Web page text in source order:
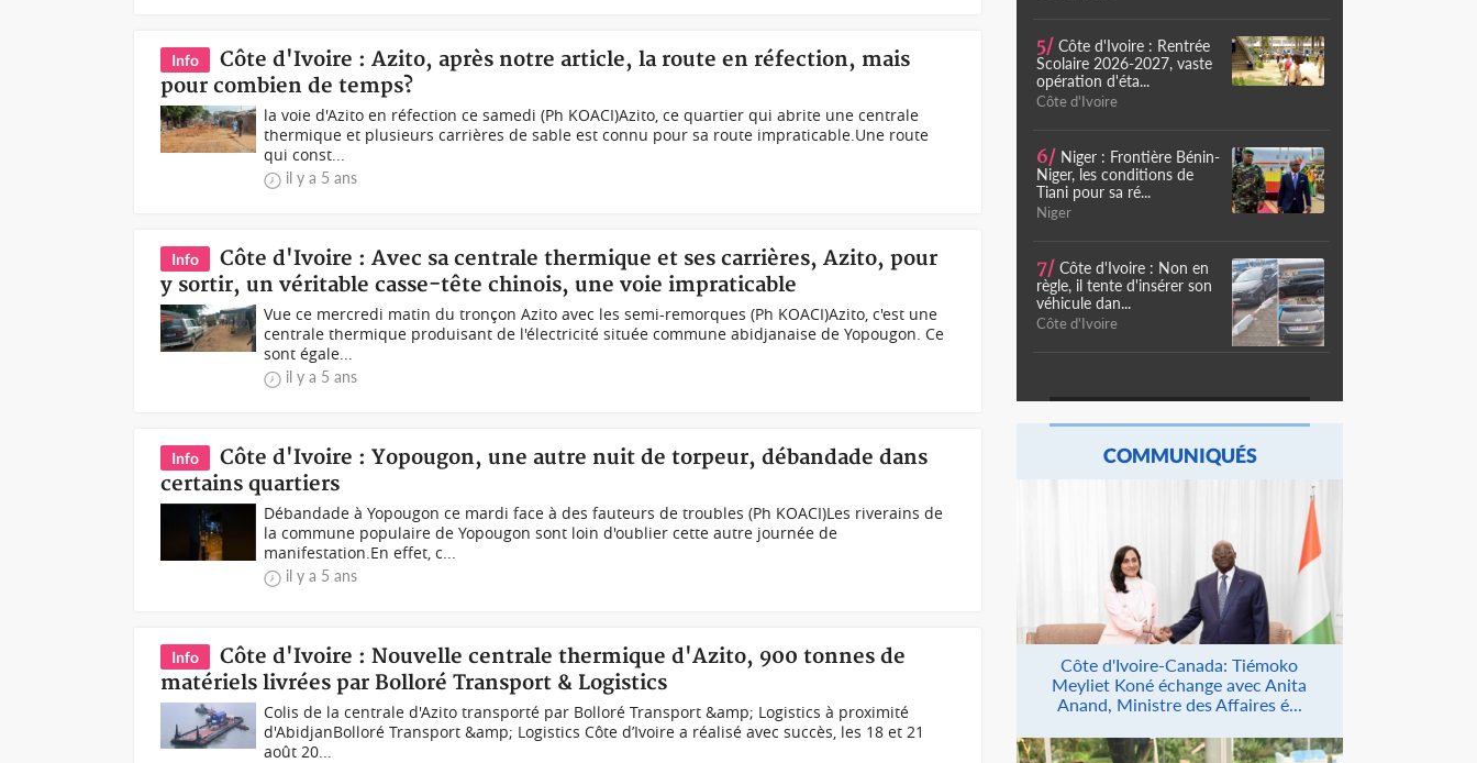
Info
Côte d'Ivoire : Azito, après notre article, la route en réfection, mais
pour combien de temps?
la voie d'Azito en réfection ce samedi (Ph KOACI)Azito, ce quartier qui abrite une centrale
thermique et plusieurs carrières de sable est connu pour sa route impraticable.Une route
qui const...
il y a 5 ans
Info
Côte d'Ivoire : Avec sa centrale thermique et ses carrières, Azito, pour
y sortir, un véritable casse-tête chinois, une voie impraticable
Vue ce mercredi matin du tronçon Azito avec les semi-remorques (Ph KOACI)Azito, c'est une
centrale thermique produisant de l'électricité située commune abidjanaise de Yopougon. Ce
sont égale...
il y a 5 ans
Info
Côte d'Ivoire : Yopougon, une autre nuit de torpeur, débandade dans
certains quartiers
Débandade à Yopougon ce mardi face à des fauteurs de troubles (Ph KOACI)Les riverains de
la commune populaire de Yopougon sont loin d'oublier cette autre journée de
manifestation.En effet, c...
il y a 5 ans
Info
Côte d'Ivoire : Nouvelle centrale thermique d'Azito, 900 tonnes de
matériels livrées par Bolloré Transport & Logistics
Colis de la centrale d'Azito transporté par Bolloré Transport &amp; Logistics à proximité
d'AbidjanBolloré Transport &amp; Logistics Côte d’Ivoire a réalisé avec succès, les 18 et 21
août 20...
5/ Côte d'Ivoire : Rentrée
Scolaire 2026-2027, vaste
opération d'éta...
Côte d'Ivoire
6/ Niger : Frontière Bénin-
Niger, les conditions de
Tiani pour sa ré...
Niger
7/ Côte d'Ivoire : Non en
règle, il tente d'insérer son
véhicule dan...
Côte d'Ivoire
COMMUNIQUÉS
Côte d'Ivoire-Canada: Tiémoko
Meyliet Koné échange avec Anita
Anand, Ministre des Affaires é...